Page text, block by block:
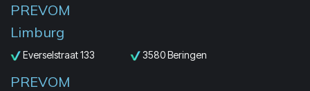
PREVOM
Limburg
Everselstraat 133 3580 Beringen
PREVOM